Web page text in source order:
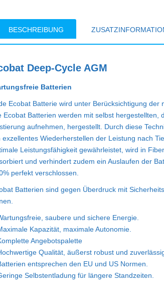
BESCHREIBUNG
Deep-Cycle AGM
Batterien
Ecobat Batterie wird unter Berücksichtigung der
Ecobat Batterien werden mit selbst
aufnehmen, hergestellt. Durch diese
exzellentes Wiederherstellen der Leistung nach
Leistungsfähigkeit gewährleistet, wird in
und verhindert zudem ein Auslaufen der
perfekt verschlossen.
Batterien sind gegen Überdruck mit
saubere und sichere Energie.
Kapazität, maximale Autonomie.
Angebotspalette
Qualität, äußerst robust und
entsprechen den EU und US Normen.
Selbstentladung für längere Standzeiten.